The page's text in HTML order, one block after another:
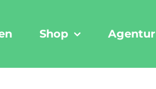
Shop Agentur